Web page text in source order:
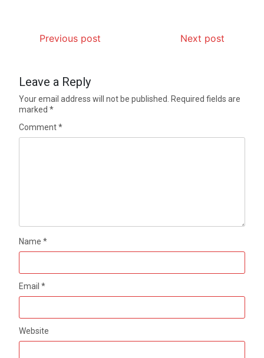
Previous post Next post
Leave a Reply
Your email address will not be published.
Required fields are
marked*
Comment*
Name*
Email*
Website